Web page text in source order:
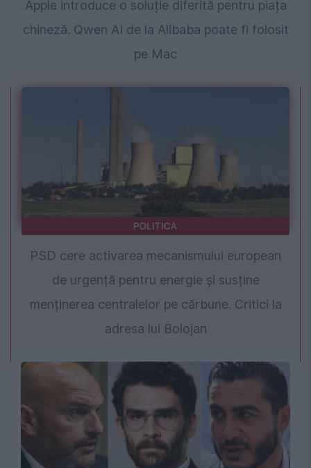
Apple introduce o soluție diferită pentru piața
chineză. Qwen AI de la Alibaba poate fi folosit
pe Mac
POLITICA
PSD cere activarea mecanismului european
de urgență pentru energie și susține
menținerea centralelor pe cărbune. Critici la
adresa lui Bolojan